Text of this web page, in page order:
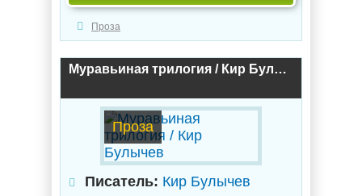
Проза
Муравьиная трилогия / Кир Булычев
Проза
Писатель: Кир Булычев